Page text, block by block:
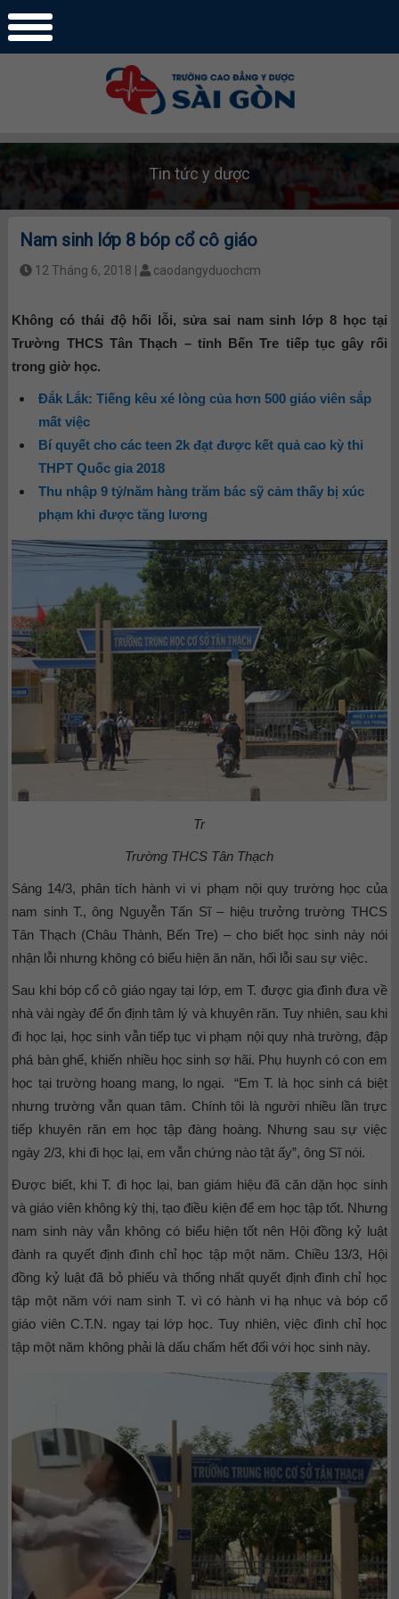
Tin tức y dược
Nam sinh lớp 8 bóp cổ cô giáo
12 Tháng 6, 2018 | caodangyduochcm
Không có thái độ hối lỗi, sửa sai nam sinh lớp 8 học tại
Trường THCS Tân Thạch – tỉnh Bến Tre tiếp tục gây rối
trong giờ học.
Đắk Lắk: Tiếng kêu xé lòng của hơn 500 giáo viên sắp
mất việc
Bí quyết cho các teen 2k đạt được kết quả cao kỳ thi
THPT Quốc gia 2018
Thu nhập 9 tỷ/năm hàng trăm bác sỹ cảm thấy bị xúc
phạm khi được tăng lương
Tr
Trường THCS Tân Thạch
Sáng 14/3, phân tích hành vi vi phạm nội quy trường học của
nam sinh T., ông Nguyễn Tấn Sĩ – hiệu trưởng trường THCS
Tân Thạch (Châu Thành, Bến Tre) – cho biết học sinh này nói
nhận lỗi nhưng không có biểu hiện ăn năn, hối lỗi sau sự việc.
Sau khi bóp cổ cô giáo ngay tại lớp, em T. được gia đình đưa về
nhà vài ngày để ổn định tâm lý và khuyên răn. Tuy nhiên, sau khi
đi học lại, học sinh vẫn tiếp tục vi phạm nội quy nhà trường, đập
phá bàn ghế, khiến nhiều học sinh sợ hãi. Phụ huynh có con em
học tại trường hoang mang, lo ngại. “Em T. là học sinh cá biệt
nhưng trường vẫn quan tâm. Chính tôi là người nhiều lần trực
tiếp khuyên răn em học tập đàng hoàng. Nhưng sau sự việc
ngày 2/3, khi đi học lại, em vẫn chứng nào tật ấy”, ông Sĩ nói.
Được biết, khi T. đi học lại, ban giám hiệu đã căn dặn học sinh
và giáo viên không kỳ thị, tạo điều kiện để em học tập tốt. Nhưng
nam sinh này vẫn không có biểu hiện tốt nên Hội đồng kỷ luật
đành ra quyết định đình chỉ học tập một năm. Chiều 13/3, Hội
đồng kỷ luật đã bỏ phiếu và thống nhất quyết định đình chỉ học
tập một năm với nam sinh T. vì có hành vi hạ nhục và bóp cổ
giáo viên C.T.N. ngay tại lớp học. Tuy nhiên, việc đình chỉ học
tập một năm không phải là dấu chấm hết đối với học sinh này.